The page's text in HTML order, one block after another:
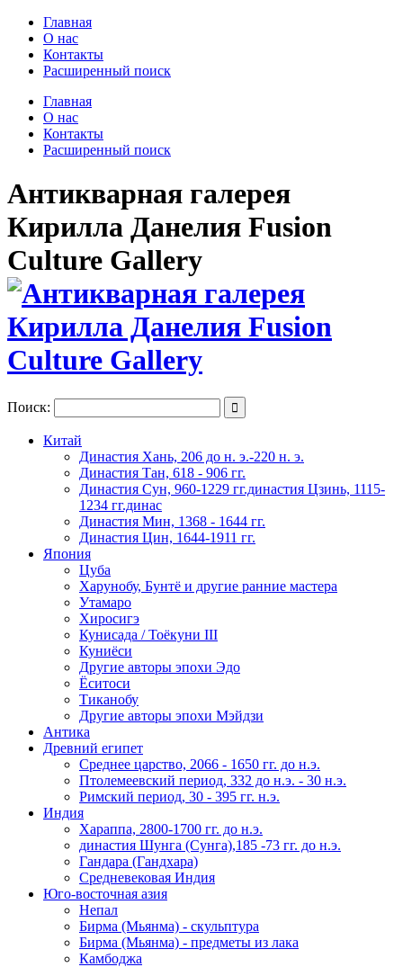
Главная
О нас
Контакты
Расширенный поиск
Главная
О нас
Контакты
Расширенный поиск
Антикварная галерея
Кирилла Данелия Fusion
Culture Gallery
Поиск: 
Китай
Династия Хань, 206 до н. э.-220 н. э.
Династия Тан, 618 - 906 гг.
Династия Сун, 960-1229 гг.династия Цзинь, 1115-
1234 гг.динас
Династия Мин, 1368 - 1644 гг.
Династия Цин, 1644-1911 гг.
Япония
Цуба
Харунобу, Бунтё и другие ранние мастера
Утамаро
Хиросигэ
Кунисада / Тоёкуни III
Куниёси
Другие авторы эпохи Эдо
Ёситоси
Тиканобу
Другие авторы эпохи Мэйдзи
Антика
Древний египет
Среднее царство, 2066 - 1650 гг. до н.э.
Птолемеевский период, 332 до н.э. - 30 н.э.
Римский период, 30 - 395 гг. н.э.
Индия
Хараппа, 2800-1700 гг. до н.э.
династия Шунга (Сунга),185 -73 гг. до н.э.
Гандара (Гандхара)
Средневековая Индия
Юго-восточная азия
Непал
Бирма (Мьянма) - скульптура
Бирма (Мьянма) - предметы из лака
Камбоджа